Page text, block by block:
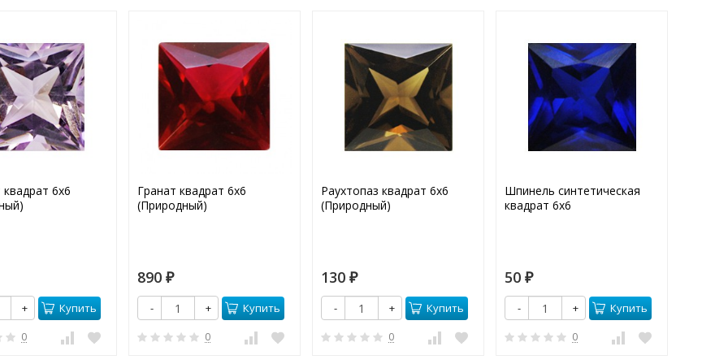
6х6
+ Купить
0
Гранат квадрат 6х6
(Природный)
890 ₽
- + Купить
0
Раухтопаз квадрат 6х6
(Природный)
130 ₽
- + Купить
0
Шпинель синтетическая
квадрат 6х6
50 ₽
- + Купить
0